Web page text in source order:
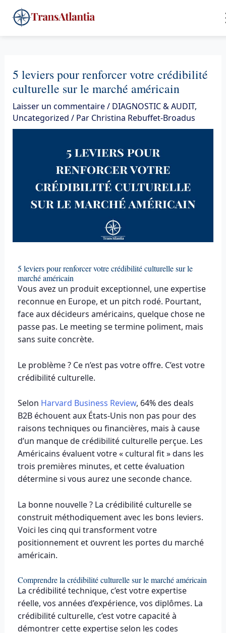
au
contenu
5 leviers pour renforcer votre crédibilité
culturelle sur le marché américain
Laisser un commentaire/ DIAGNOSTIC & AUDIT,
Uncategorized / Par Christina Rebuffet-Broadus
5 leviers pour renforcer votre crédibilité culturelle sur le
marché américain
Vous avez un produit exceptionnel, une expertise
reconnue en Europe, et un pitch rodé. Pourtant,
face aux décideurs américains, quelque chose ne
passe pas. Le meeting se termine poliment, mais
sans suite concrète.
Le problème ? Ce n’est pas votre offre. C’est votre
crédibilité culturelle.
Selon Harvard Business Review, 64% des deals
B2B échouent aux États-Unis non pas pour des
raisons techniques ou financières, mais à cause
d’un manque de crédibilité culturelle perçue. Les
Américains évaluent votre « cultural fit » dans les
trois premières minutes, et cette évaluation
détermine si vous aurez une seconde chance.
La bonne nouvelle ? La crédibilité culturelle se
construit méthodiquement avec les bons leviers.
Voici les cinq qui transforment votre
positionnement et ouvrent les portes du marché
américain.
Comprendre la crédibilité culturelle sur le marché américain
La crédibilité technique, c’est votre expertise
réelle, vos années d’expérience, vos diplômes. La
crédibilité culturelle, c’est votre capacité à
démontrer cette expertise selon les codes